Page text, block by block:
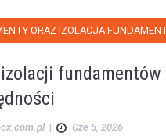
ORAZ IZOLACJA
fundamentów
| Cze 5, 2026